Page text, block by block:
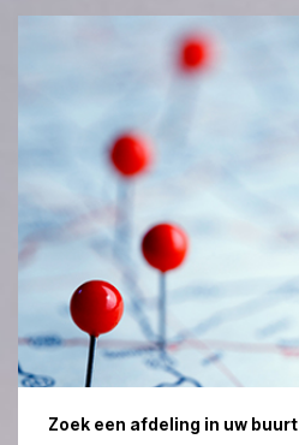
Zoek een afdeling in uw buurt